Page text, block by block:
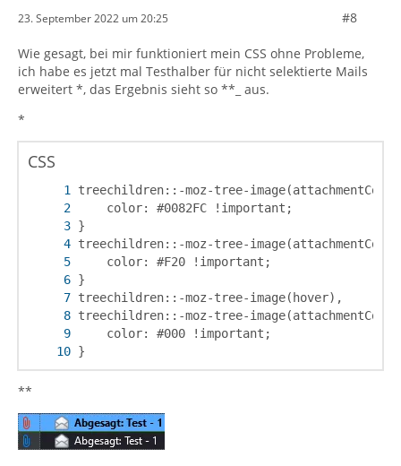
23. September 2022 um 20:25 #8
Wie gesagt, bei mir funktioniert mein CSS ohne Probleme,
ich habe es jetzt mal Testhalber für nicht selektierte Mails
erweitert *, das Ergebnis sieht so **_ aus.
*
CSS
}
**